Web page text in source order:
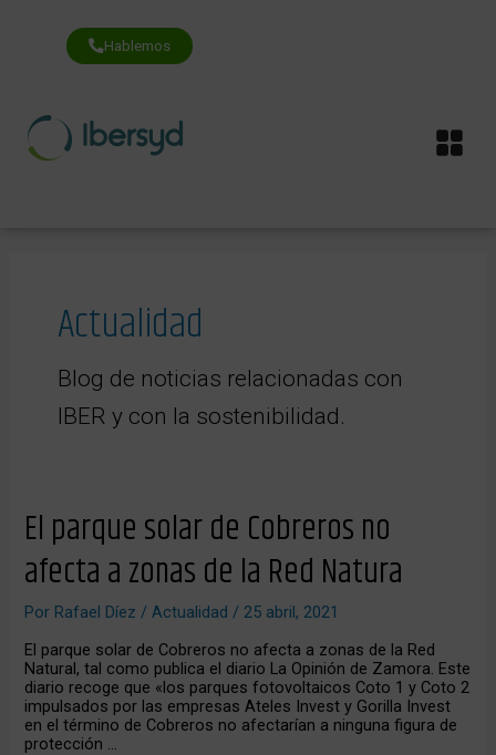
contenido
Hablemos
Actualidad
Blog de noticias relacionadas con
IBER y con la sostenibilidad.
El parque solar de Cobreros no
afecta a zonas de la Red Natura
Por Rafael Díez/Actualidad / 25 abril, 2021
El parque solar de Cobreros no afecta a zonas de la Red
Natural, tal como publica el diario La Opinión de Zamora. Este
diario recoge que «los parques fotovoltaicos Coto 1 y Coto 2
impulsados por las empresas Ateles Invest y Gorilla Invest
en el término de Cobreros no afectarían a ninguna figura de
protección …
El
parque
de
no
a
zonas
de
la
Red
Natura